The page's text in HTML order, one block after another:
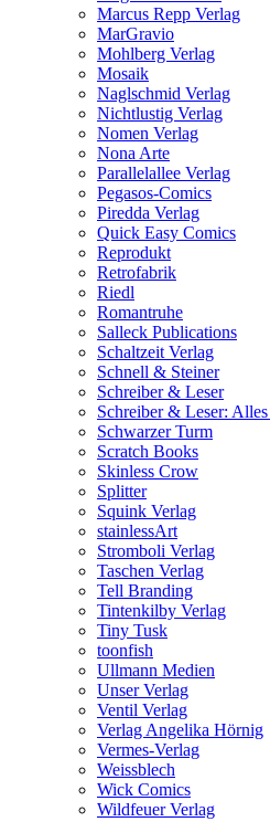
Marcus Repp Verlag
MarGravio
Mohlberg Verlag
Mosaik
Naglschmid Verlag
Nichtlustig Verlag
Nomen Verlag
Nona Arte
Parallelallee Verlag
Pegasos-Comics
Piredda Verlag
Quick Easy Comics
Reprodukt
Retrofabrik
Riedl
Romantruhe
Salleck Publications
Schaltzeit Verlag
Schnell & Steiner
Schreiber & Leser
Schreiber & Leser:
Schwarzer Turm
Scratch Books
Skinless Crow
Splitter
Squink Verlag
stainlessArt
Stromboli Verlag
Taschen Verlag
Tell Branding
Tintenkilby Verlag
Tiny Tusk
toonfish
Ullmann Medien
Unser Verlag
Ventil Verlag
Verlag Angelika Hörnig
Vermes-Verlag
Weissblech
Wick Comics
Wildfeuer Verlag